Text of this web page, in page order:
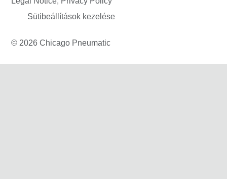
Sütibeállítások kezelése
© 2026 Chicago Pneumatic